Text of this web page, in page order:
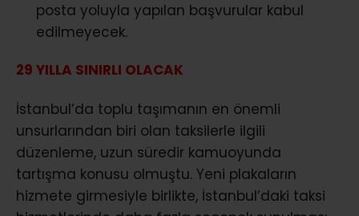
posta yoluyla yapılan başvurular kabul
edilmeyecek.
29 YILLA SINIRLI OLACAK
İstanbul’da toplu taşımanın en önemli
unsurlarından biri olan taksilerle ilgili
düzenleme, uzun süredir kamuoyunda
tartışma konusu olmuştu. Yeni plakaların
hizmete girmesiyle birlikte, İstanbul’daki taksi